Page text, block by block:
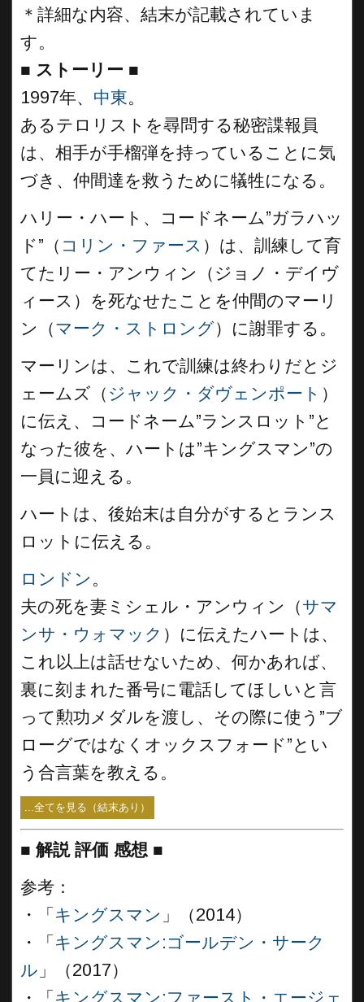
＊詳細な内容、結末が記載されていま
す。
■ ストーリー ■
1997年、 中東。
あるテロリストを尋問する秘密諜報員
は、相手が手榴弾を持っていることに気
づき、仲間達を救うために犠牲になる。
ハリー・ハート、コードネーム”ガラハッ
ド”（ コリン・ファース ）は、訓練して育
てたリー・アンウィン（ジョノ・デイヴ
ィース）を死なせたことを仲間のマーリ
ン（マーク・ストロング）に謝罪する。
マーリンは、これで訓練は終わりだとジ
ェームズ（ ジャック・ダヴェンポート ）
に伝え、コードネーム”ランスロット”と
なった彼を、ハートは”キングスマン”の
一員に迎える。
ハートは、後始末は自分がするとランス
ロットに伝える。
ロンドン 。
夫の死を妻ミシェル・アンウィン（サマ
ンサ・ウォマック ）に伝えたハートは、
これ以上は話せないため、何かあれば、
裏に刻まれた番号に電話してほしいと言
って勲功メダルを渡し、その際に使う”ブ
ローグではなくオックスフォード”とい
う合言葉を教える。
...全てを見る（結末あり）
■ 解説 評価 感想 ■
参考：
・「 キングスマン 」（2014）
・「 キングスマン:ゴールデン・サーク
ル 」（2017）
・「 キングスマン:ファースト・エージェ